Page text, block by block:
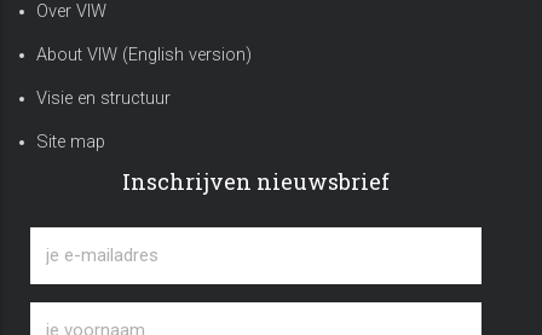
Over VIW
About VIW (English version)
Visie en structuur
Site map
Inschrijven nieuwsbrief